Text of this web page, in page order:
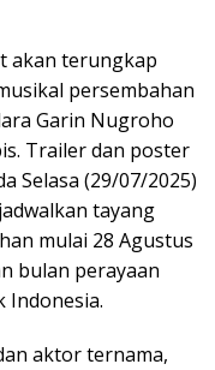
akan terungkap
persembahan
Garin Nugroho
Trailer dan poster
Selasa (29/07/2025)
tayang
mulai 28 Agustus
bulan perayaan
Indonesia.
aktor ternama,